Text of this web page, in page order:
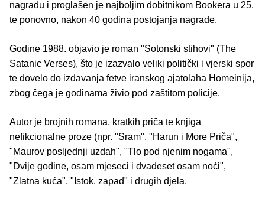
nagradu i proglašen je najboljim dobitnikom Bookera u 25,
te ponovno, nakon 40 godina postojanja nagrade.
Godine 1988. objavio je roman "Sotonski stihovi" (The
Satanic Verses), što je izazvalo veliki politički i vjerski spor
te dovelo do izdavanja fetve iranskog ajatolaha Homeinija,
zbog čega je godinama živio pod zaštitom policije.
Autor je brojnih romana, kratkih priča te knjiga
nefikcionalne proze (npr. "Sram", "Harun i More Priča",
"Maurov posljednji uzdah", "Tlo pod njenim nogama",
"Dvije godine, osam mjeseci i dvadeset osam noći",
"Zlatna kuća", "Istok, zapad" i drugih djela.